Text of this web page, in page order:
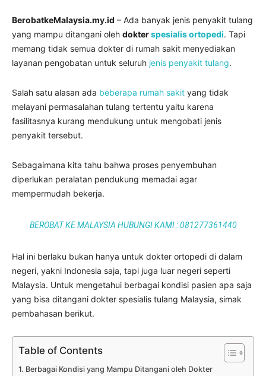
BerobatkeMalaysia.my.id – Ada banyak jenis penyakit tulang
yang mampu ditangani oleh dokterspesialis ortopedi. Tapi
memang tidak semua dokter di rumah sakit menyediakan
layanan pengobatan untuk seluruh jenis penyakit tulang.
Salah satu alasan ada beberapa rumah sakit yang tidak
melayani permasalahan tulang tertentu yaitu karena
fasilitasnya kurang mendukung untuk mengobati jenis
penyakit tersebut.
Sebagaimana kita tahu bahwa proses penyembuhan
diperlukan peralatan pendukung memadai agar
mempermudah bekerja.
BEROBAT KE MALAYSIA HUBUNGI KAMI : 081277361440
Hal ini berlaku bukan hanya untuk dokter ortopedi di dalam
negeri, yakni Indonesia saja, tapi juga luar negeri seperti
Malaysia. Untuk mengetahui berbagai kondisi pasien apa saja
yang bisa ditangani dokter spesialis tulang Malaysia, simak
pembahasan berikut.
Table of Contents
Berbagai Kondisi yang Mampu Ditangani oleh Dokter